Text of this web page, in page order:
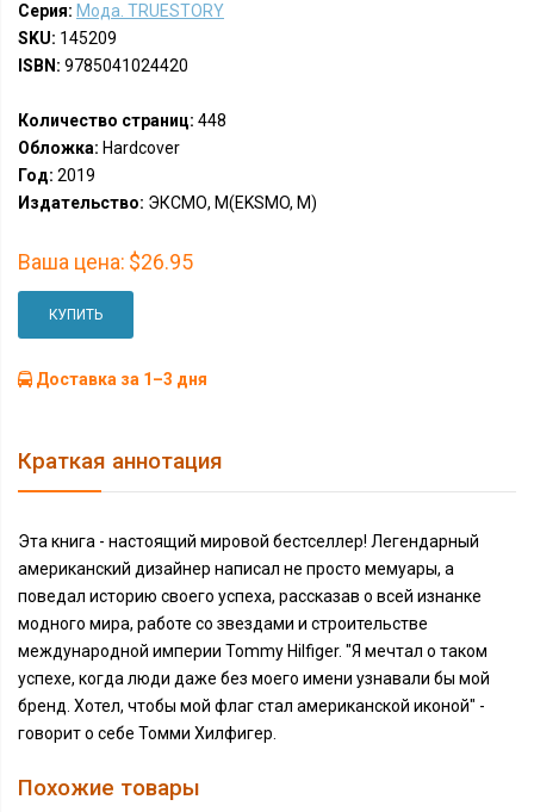
Серия: Мода. TRUESTORY
SKU: 145209
ISBN: 9785041024420
Количество страниц: 448
Обложка: Hardcover
Год: 2019
Издательство: ЭКСМО, М(EKSMO, M)
Ваша цена: $26.95
КУПИТЬ
Доставка за 1–3 дня
Краткая аннотация
Эта книга - настоящий мировой бестселлер! Легендарный
американский дизайнер написал не просто мемуары, а
поведал историю своего успеха, рассказав о всей изнанке
модного мира, работе со звездами и строительстве
международной империи Tommy Hilfiger. "Я мечтал о таком
успехе, когда люди даже без моего имени узнавали бы мой
бренд. Хотел, чтобы мой флаг стал американской иконой" -
говорит о себе Томми Хилфигер.
Похожие товары